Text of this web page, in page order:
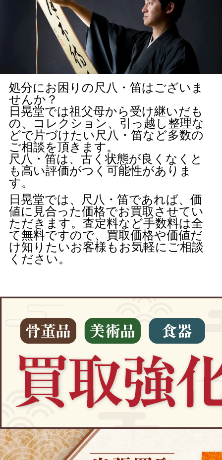
処分にお困りの尺八・笛はございま
せんか？
日晃堂では祖父母から受け継いだも
の、コレクション、引っ越し整理な
どで片づけたい尺八・笛など多数の
ご相談を頂きます。
尺八・笛は、古く状態が良くなくと
も高い評価がつく可能性がありま
す。
日晃堂では、尺八・笛であれば、価
値に見合った価格でお買取させてい
ただきます。査定料など手数料は全
て無料ですので、買取価格や価値だ
け知りたいお客様もお気軽にご相談
ください。